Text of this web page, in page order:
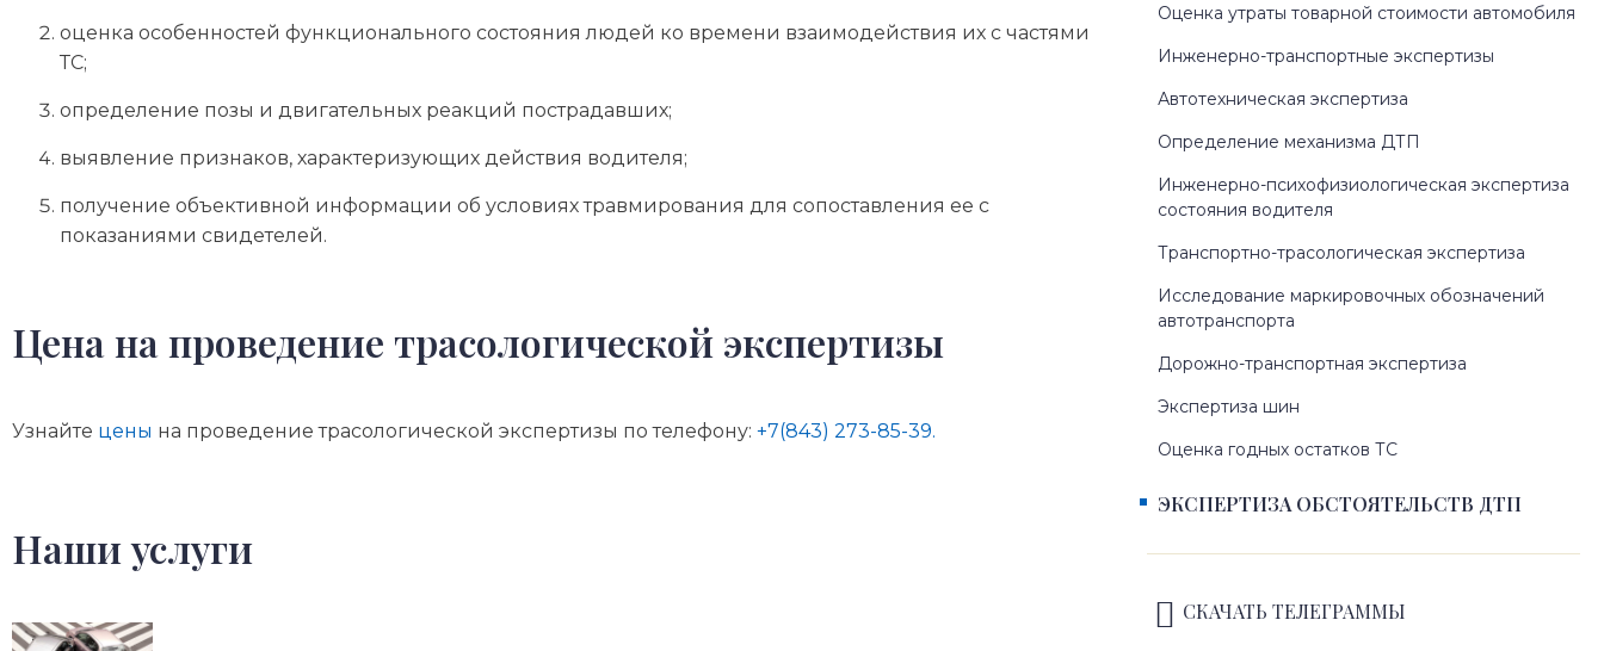
оценка особенностей функционального состояния людей ко времени взаимодействия их с частями
ТС;
определение позы и двигательных реакций пострадавших;
выявление признаков, характеризующих действия водителя;
получение объективной информации об условиях травмирования для сопоставления ее с
показаниями свидетелей.
Цена на проведение трасологической экспертизы
Узнайте цены на проведение трасологической экспертизы по телефону: +7(843) 273-85-39.
Наши услуги
Оценка утраты товарной стоимости автомобиля
Инженерно-транспортные экспертизы
Автотехническая экспертиза
Определение механизма ДТП
Инженерно-психофизиологическая экспертиза
состояния водителя
Транспортно-трасологическая экспертиза
Исследование маркировочных обозначений
автотранспорта
Дорожно-транспортная экспертиза
Экспертиза шин
Оценка годных остатков ТС
ЭКСПЕРТИЗА ОБСТОЯТЕЛЬСТВ ДТП
СКАЧАТЬ ТЕЛЕГРАММЫ